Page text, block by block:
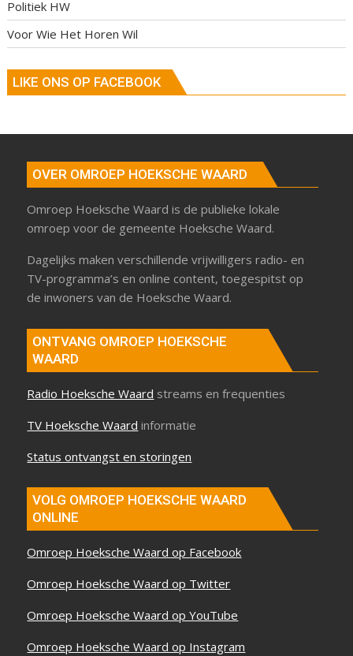
Politiek HW
Voor Wie Het Horen Wil
LIKE ONS OP FACEBOOK
OVER OMROEP HOEKSCHE WAARD
Omroep Hoeksche Waard is de publieke lokale
omroep voor de gemeente Hoeksche Waard.
Dagelijks maken verschillende vrijwilligers radio- en
TV-programma’s en online content, toegespitst op
de inwoners van de Hoeksche Waard.
ONTVANG OMROEP HOEKSCHE
WAARD
Radio Hoeksche Waard streams en frequenties
TV Hoeksche Waard informatie
Status ontvangst en storingen
VOLG OMROEP HOEKSCHE WAARD
ONLINE
Omroep Hoeksche Waard op Facebook
Omroep Hoeksche Waard op Twitter
Omroep Hoeksche Waard op YouTube
Omroep Hoeksche Waard op Instagram